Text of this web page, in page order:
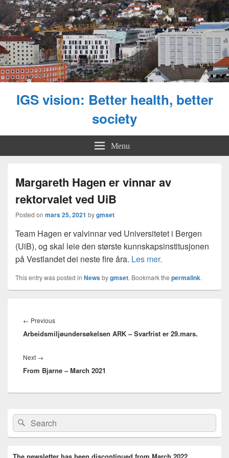
IGS vision: Better health, better
society
Menu
Margareth Hagen er vinnar av
rektorvalet ved UiB
Posted on mars 25, 2021 bygmset
Team Hagen er valvinnar ved Universitetet i Bergen
(UiB), og skal leie den største kunnskapsinstitusjonen
på Vestlandet dei neste fire åra. Les mer.
This entry was posted in Newsbygmset. Bookmark the permalink.
← PreviousPrevious
post:
Arbeidsmiljøundersøkelsen ARK – Svarfrist er 29.mars.
Next →
post:
From Bjarne – March 2021
Primary
Sidebar
Widget
Area
Search
for:
Search